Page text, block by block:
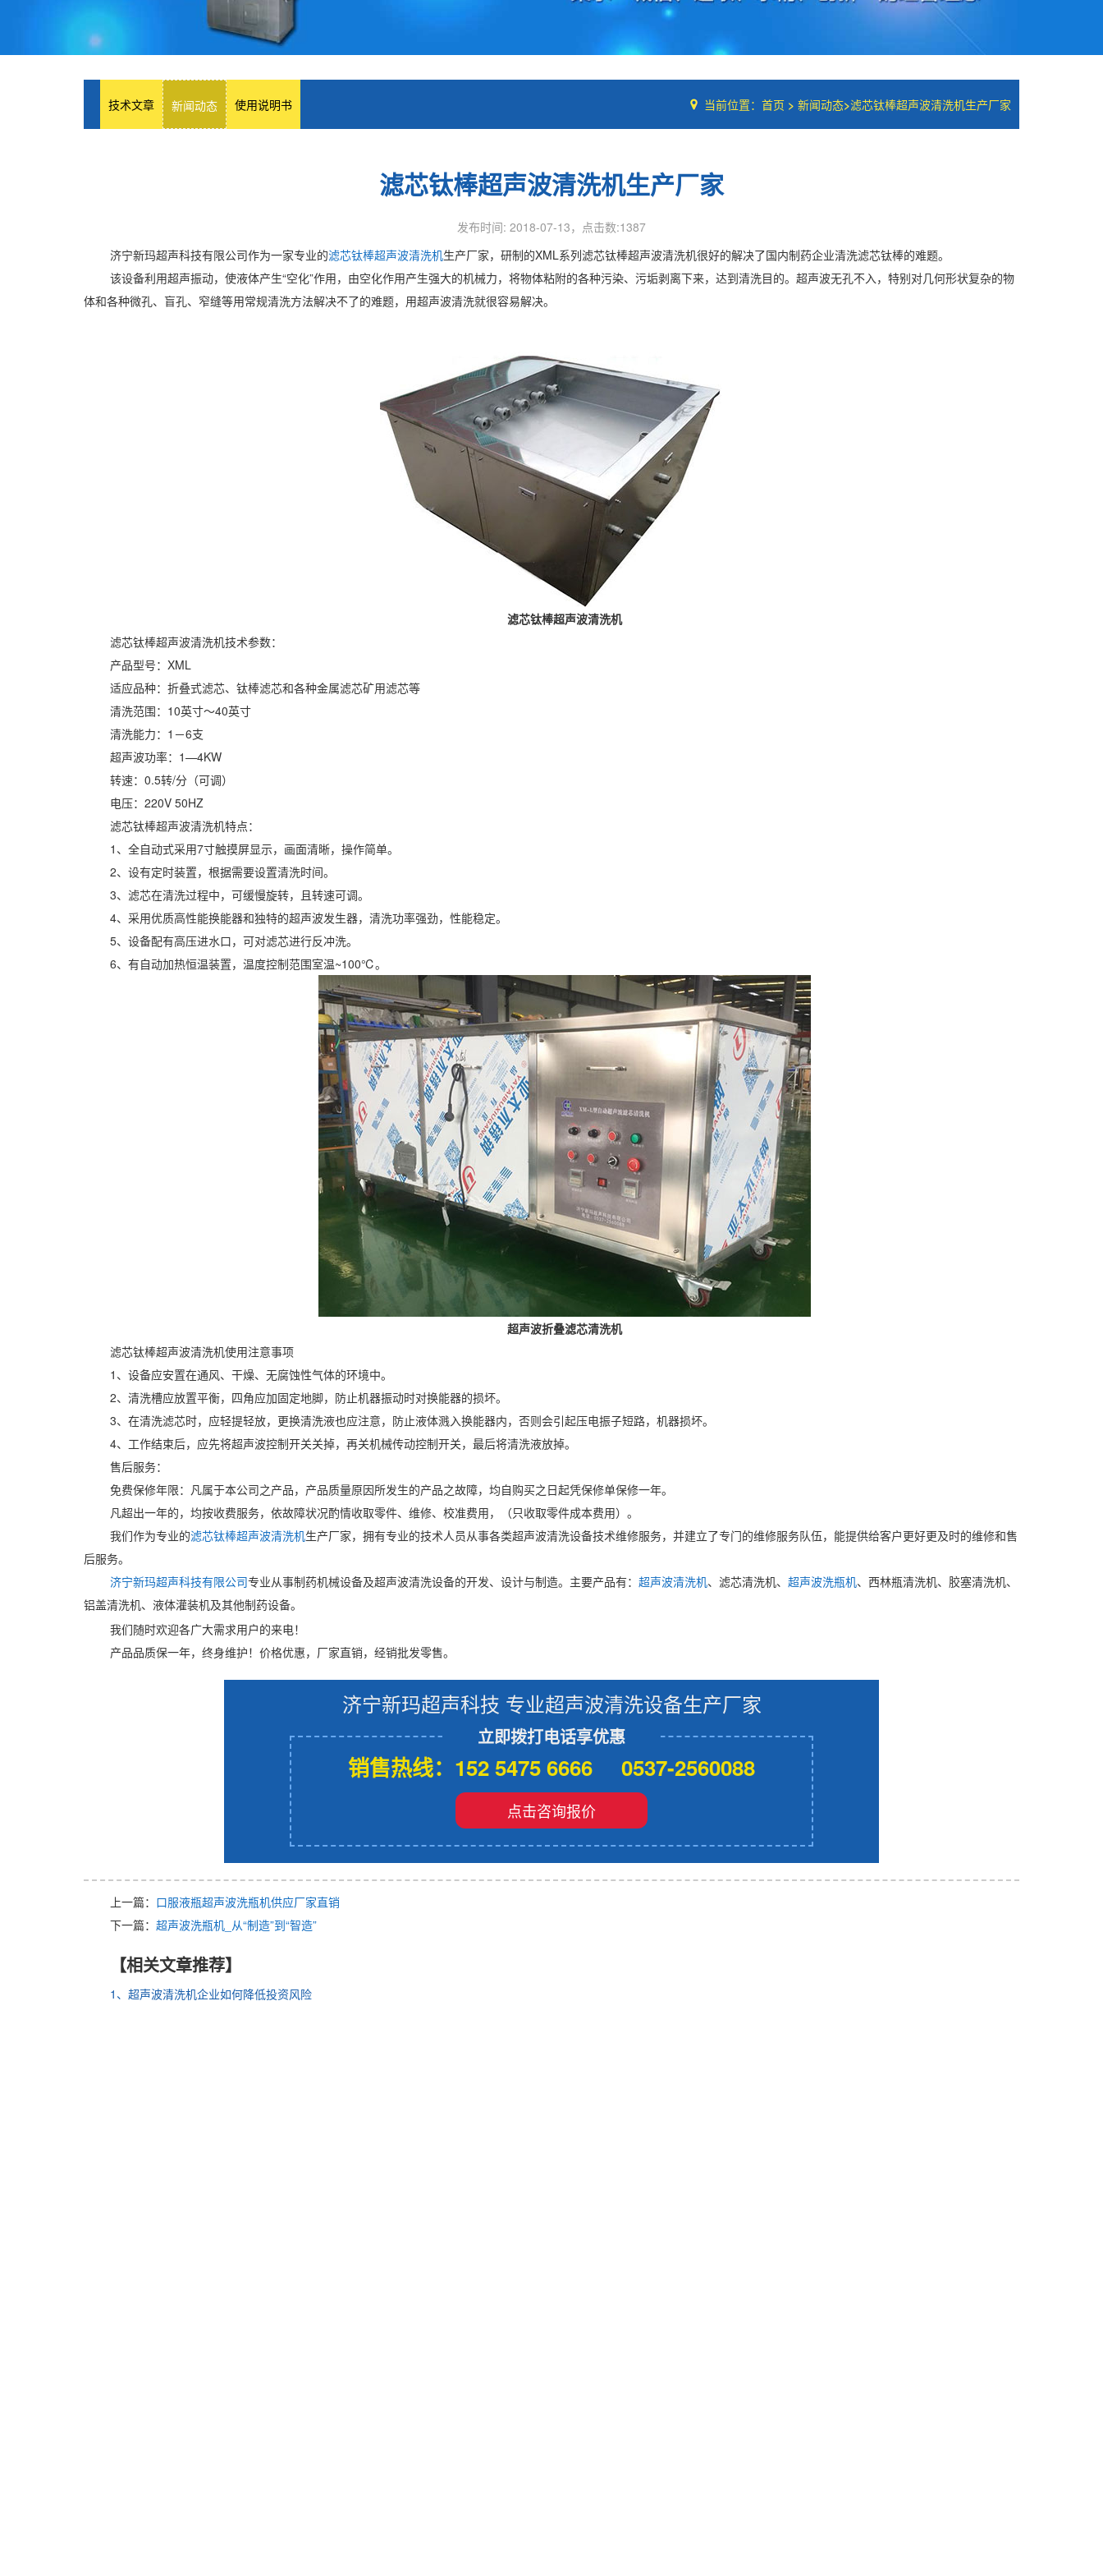
技术文章 新闻动态 使用说明书 当前位置： 首页 > 新闻动态>滤芯钛棒超声波清洗机生产厂家
滤芯钛棒超声波清洗机生产厂家
发布时间: 2018-07-13，点击数:1387
济宁新玛超声科技有限公司作为一家专业的滤芯钛棒超声波清洗机生产厂家，研制的XML系列滤芯钛棒超声波清洗机很好的解决了国内制药企业清洗滤芯钛棒的难题。
该设备利用超声振动，使液体产生“空化”作用，由空化作用产生强大的机械力，将物体粘附的各种污染、污垢剥离下来，达到清洗目的。超声波无孔不入，特别对几何形状复杂的物
体和各种微孔、盲孔、窄缝等用常规清洗方法解决不了的难题，用超声波清洗就很容易解决。
滤芯钛棒超声波清洗机
滤芯钛棒超声波清洗机技术参数：
产品型号：XML
适应品种：折叠式滤芯、钛棒滤芯和各种金属滤芯矿用滤芯等
清洗范围：10英寸～40英寸
清洗能力：1－6支
超声波功率：1—4KW
转速：0.5转/分（可调）
电压：220V 50HZ
滤芯钛棒超声波清洗机特点：
1、全自动式采用7寸触摸屏显示，画面清晰，操作简单。
2、设有定时装置，根据需要设置清洗时间。
3、滤芯在清洗过程中，可缓慢旋转，且转速可调。
4、采用优质高性能换能器和独特的超声波发生器，清洗功率强劲，性能稳定。
5、设备配有高压进水口，可对滤芯进行反冲洗。
6、有自动加热恒温装置，温度控制范围室温~100℃。
超声波折叠滤芯清洗机
滤芯钛棒超声波清洗机使用注意事项
1、设备应安置在通风、干燥、无腐蚀性气体的环境中。
2、清洗槽应放置平衡，四角应加固定地脚，防止机器振动时对换能器的损坏。
3、在清洗滤芯时，应轻提轻放，更换清洗液也应注意，防止液体溅入换能器内，否则会引起压电振子短路，机器损坏。
4、工作结束后，应先将超声波控制开关关掉，再关机械传动控制开关，最后将清洗液放掉。
售后服务：
免费保修年限：凡属于本公司之产品，产品质量原因所发生的产品之故障，均自购买之日起凭保修单保修一年。
凡超出一年的，均按收费服务，依故障状况酌情收取零件、维修、校准费用，（只收取零件成本费用）。
我们作为专业的滤芯钛棒超声波清洗机生产厂家，拥有专业的技术人员从事各类超声波清洗设备技术维修服务，并建立了专门的维修服务队伍，能提供给客户更好更及时的维修和售
后服务。
济宁新玛超声科技有限公司专业从事制药机械设备及超声波清洗设备的开发、设计与制造。主要产品有： 超声波清洗机、滤芯清洗机、 超声波洗瓶机、西林瓶清洗机、胶塞清洗机、
铝盖清洗机、液体灌装机及其他制药设备。
我们随时欢迎各广大需求用户的来电！
产品品质保一年，终身维护！价格优惠，厂家直销，经销批发零售。
济宁新玛超声科技 专业超声波清洗设备生产厂家
立即拨打电话享优惠
销售热线：152 5475 6666 0537-2560088
点击咨询报价
上一篇： 口服液瓶超声波洗瓶机供应厂家直销
下一篇： 超声波洗瓶机_从“制造”到“智造”
【相关文章推荐】
1、超声波清洗机企业如何降低投资风险